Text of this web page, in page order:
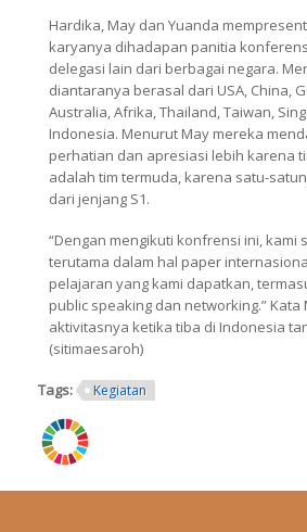
Hardika, May dan Yuanda
karyanya dihadapan panitia
delegasi lain dari berbagai negara.
diantaranya berasal dari USA, China,
Australia, Afrika, Thailand, Taiwan,
Indonesia. Menurut May mereka
perhatian dan apresiasi lebih karena
adalah tim termuda, karena satu-
dari jenjang S1.
“Dengan mengikuti konfrensi ini, kami
terutama dalam hal paper
pelajaran yang kami dapatkan,
public speaking dan networking.” Kata
aktivitasnya ketika tiba di Indonesia
(sitimaesaroh)
Tags: Kegiatan
ring.png